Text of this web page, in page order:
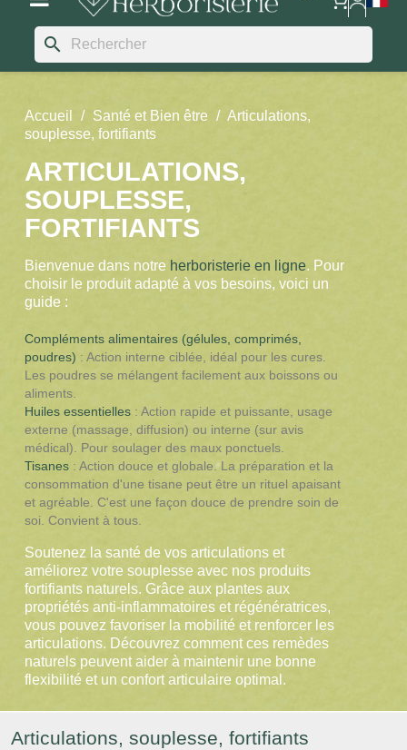
search
Accueil Santé et Bien être
Articulations,
souplesse, fortifiants
ARTICULATIONS,
SOUPLESSE,
FORTIFIANTS
Bienvenue dans notre herboristerie en ligne. Pour
choisir le produit adapté à vos besoins, voici un
guide :
Compléments alimentaires (gélules, comprimés,
poudres) : Action interne ciblée, idéal pour les cures.
Les poudres se mélangent facilement aux boissons ou
aliments.
Huiles essentielles: Action rapide et puissante, usage
externe (massage, diffusion) ou interne (sur avis
médical). Pour soulager des maux ponctuels.
Tisanes: Action douce et globale. La préparation et la
consommation d'une tisane peut être un rituel apaisant
et agréable. C'est une façon douce de prendre soin de
soi. Convient à tous.
Soutenez la santé de vos articulations et
améliorez votre souplesse avec nos produits
fortifiants naturels. Grâce aux plantes aux
propriétés anti-inflammatoires et régénératrices,
vous pouvez favoriser la mobilité et renforcer les
articulations. Découvrez comment ces remèdes
naturels peuvent aider à maintenir une bonne
flexibilité et un confort articulaire optimal.
Articulations, souplesse, fortifiants